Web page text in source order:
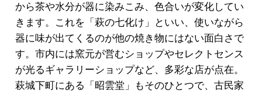
から茶や水分が器に染みこみ、色合いが変化してい
きます。これを「萩の七化け」といい、使いながら
器に味が出てくるのが他の焼き物にはない面白さで
す。市内には窯元が営むショップやセレクトセンス
が光るギャラリーショップなど、多彩な店が点在。
萩城下町にある「昭雲堂」もそのひとつで、古民家